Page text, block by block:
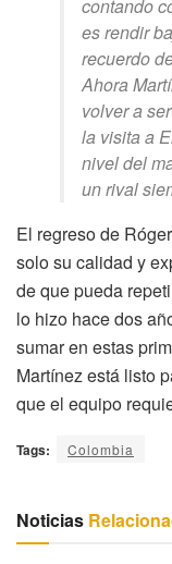
contando
es rendir
recuerdo
Ahora
volver a
la visita a
nivel del
un rival
El regreso de
solo su calidad y
de que pueda
lo hizo hace dos
sumar en estas
Martínez está listo
que el equipo
Tags: Colombia
Noticias